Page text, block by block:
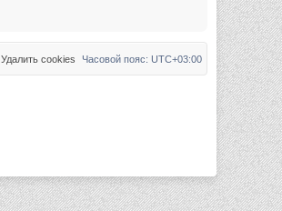
Часовой пояс: UTC+03:00
Удалить cookies